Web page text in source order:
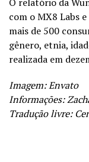
com o MX8 Labs
mais de 500
gênero, etnia,
realizada em
Imagem: Envato
Informações:
Tradução livre: